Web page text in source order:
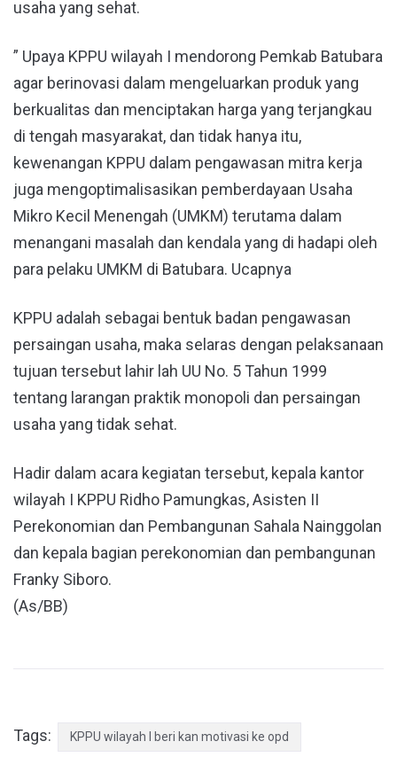
usaha yang sehat.
” Upaya KPPU wilayah I mendorong Pemkab Batubara
agar berinovasi dalam mengeluarkan produk yang
berkualitas dan menciptakan harga yang terjangkau
di tengah masyarakat, dan tidak hanya itu,
kewenangan KPPU dalam pengawasan mitra kerja
juga mengoptimalisasikan pemberdayaan Usaha
Mikro Kecil Menengah (UMKM) terutama dalam
menangani masalah dan kendala yang di hadapi oleh
para pelaku UMKM di Batubara. Ucapnya
KPPU adalah sebagai bentuk badan pengawasan
persaingan usaha, maka selaras dengan pelaksanaan
tujuan tersebut lahir lah UU No. 5 Tahun 1999
tentang larangan praktik monopoli dan persaingan
usaha yang tidak sehat.
Hadir dalam acara kegiatan tersebut, kepala kantor
wilayah I KPPU Ridho Pamungkas, Asisten II
Perekonomian dan Pembangunan Sahala Nainggolan
dan kepala bagian perekonomian dan pembangunan
Franky Siboro.
(As/BB)
Tags: KPPU wilayah I beri kan motivasi ke opd